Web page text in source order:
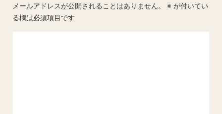
メールアドレスが公開されることはありません。 ※ が付いてい
る欄は必須項目です